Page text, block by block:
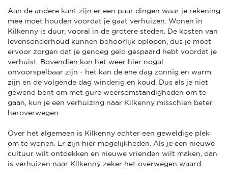
Aan de andere kant zijn er een paar dingen waar je rekening
mee moet houden voordat je gaat verhuizen. Wonen in
Kilkenny is duur, vooral in de grotere steden. De kosten van
levensonderhoud kunnen behoorlijk oplopen, dus je moet
ervoor zorgen dat je genoeg geld gespaard hebt voordat je
verhuist. Bovendien kan het weer hier nogal
onvoorspelbaar zijn - het kan de ene dag zonnig en warm
zijn en de volgende dag winderig en koud. Dus als je niet
gewend bent om met gure weersomstandigheden om te
gaan, kun je een verhuizing naar Kilkenny misschien beter
heroverwegen.
Over het algemeen is Kilkenny echter een geweldige plek
om te wonen. Er zijn hier mogelijkheden. Als je een nieuwe
cultuur wilt ontdekken en nieuwe vrienden wilt maken, dan
is verhuizen naar Kilkenny zeker het overwegen waard.